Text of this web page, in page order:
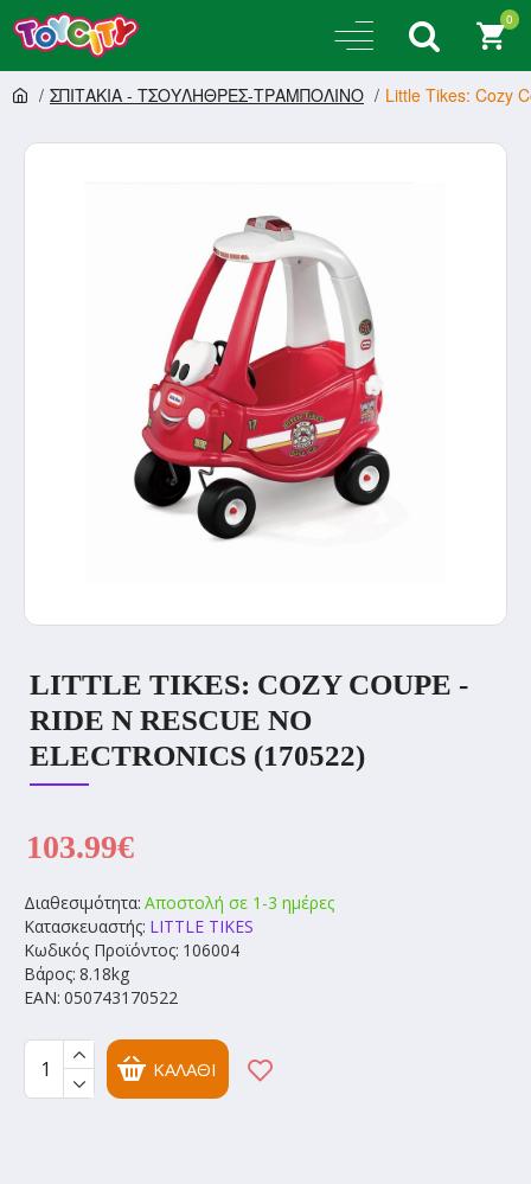
0
ΣΠΙΤΑΚΙΑ - ΤΣΟΥΛΗΘΡΕΣ-ΤΡΑΜΠΟΛΙΝΟ Little Tikes: Cozy
LITTLE TIKES: COZY COUPE -
RIDE N RESCUE NO
ELECTRONICS (170522)
Διαθεσιμότητα: Αποστολή σε 1-3 ημέρες
Κατασκευαστής: LITTLE TIKES
Κωδικός Προϊόντος: 106004
Βάρος: 8.18kg
EAN: 050743170522
103.99€
ΚΑΛΆΘΙ